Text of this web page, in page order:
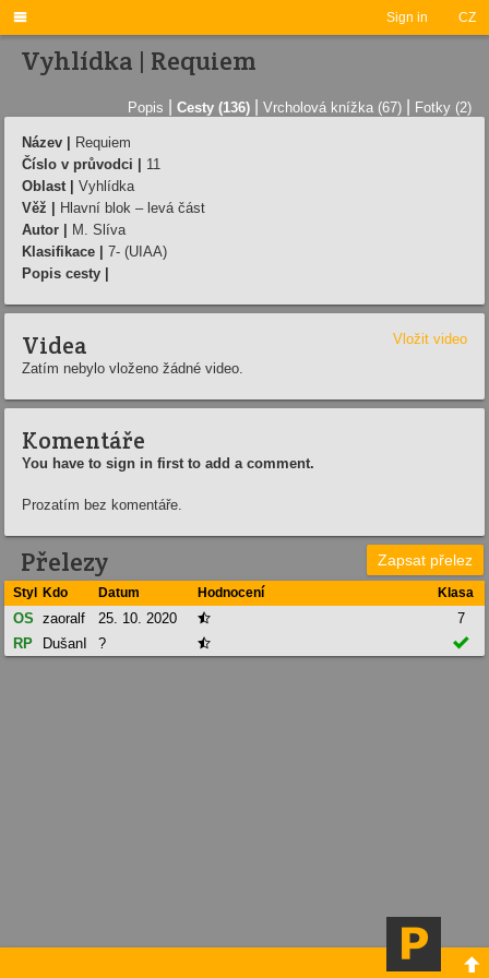
Sign in CZ

Vyhlídka | Requiem
Popis Cesty (136) Vrcholová knížka (67) Fotky (2)
Název |
Requiem
Číslo v průvodci |
11
Oblast |
Vyhlídka
Věž |
Hlavní blok – levá část
Autor |
M. Slíva
Klasifikace |
7- (UIAA)
Popis cesty |
Videa
Vložit video
Zatím nebylo vloženo žádné video.
Komentáře
You have to sign in first to add a comment.
Prozatím bez komentáře.
Přelezy Zapsat přelez
Styl Kdo Datum Hodnocení Klasa
OS zaoralf 25. 10. 2020 
7
RP
DušanI ?  
